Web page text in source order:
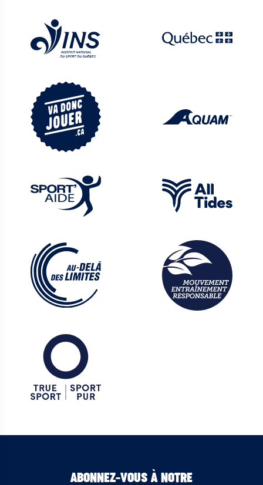
ABONNEZ-VOUS À NOTRE